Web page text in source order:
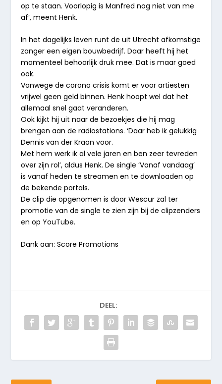
op te staan. Voorlopig is Manfred nog niet van me
af’, meent Henk.
In het dagelijks leven runt de uit Utrecht afkomstige
zanger een eigen bouwbedrijf. Daar heeft hij het
momenteel behoorlijk druk mee. Dat is maar goed
ook.
Vanwege de corona crisis komt er voor artiesten
vrijwel geen geld binnen. Henk hoopt wel dat het
allemaal snel gaat veranderen.
Ook kijkt hij uit naar de bezoekjes die hij mag
brengen aan de radiostations. ‘Daar heb ik gelukkig
Dennis van der Kraan voor.
Met hem werk ik al vele jaren en ben zeer tevreden
over zijn rol’, aldus Henk. De single ‘Vanaf vandaag’
is vanaf heden te streamen en te downloaden op
de bekende portals.
De clip die opgenomen is door Wescur zal ter
promotie van de single te zien zijn bij de clipzenders
en op YouTube.
Dank aan: Score Promotions
DEEL: